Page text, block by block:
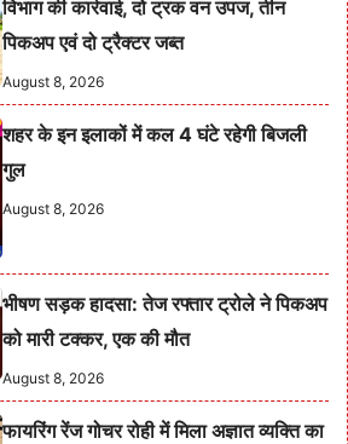
विभाग की कार्रवाई, दो ट्रक वन उपज, तीन
पिकअप एवं दो ट्रैक्टर जब्त
August 8, 2026
शहर के इन इलाकों में कल 4 घंटे रहेगी बिजली
गुल
August 8, 2026
भीषण सड़क हादसा: तेज रफ्तार ट्रोले ने पिकअप
को मारी टक्कर, एक की मौत
August 8, 2026
फायरिंग रेंज गोचर रोही में मिला अज्ञात व्यक्ति का